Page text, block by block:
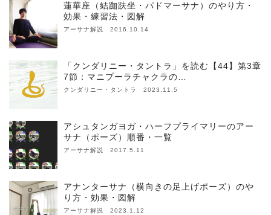
蓮華座（結跏趺坐・パドマーサナ）のやり方・
効果・練習法・図解
アーサナ解説 2016.10.14
「クンダリニー・タントラ」を読む【44】第3章
7節：マニプーラチャクラの…
クンダリニー・タントラ 2023.11.5
アシュタンガヨガ・ハーフプライマリーのアー
サナ（ポーズ）順番・一覧
アーサナ解説 2017.5.11
アナンターサナ（横向きの足上げポーズ）のや
り方・効果・図解
アーサナ解説 2023.1.12